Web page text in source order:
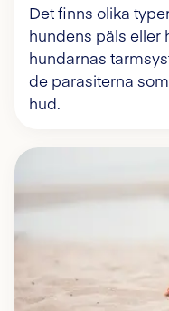
Det finns olika
hundens päls eller
hundarnas
de parasiterna
hud.